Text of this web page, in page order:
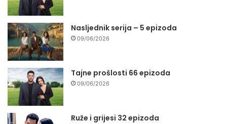
Nasljednik serija – 5 epizoda
09/06/2026
Tajne prošlosti 66 epizoda
09/06/2026
Ruže i grijesi 32 epizoda